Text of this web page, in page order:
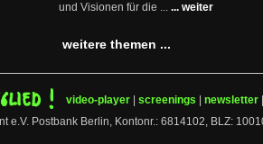
und Visionen für die ... ... weiter
weitere themen ...
video-player screenings newsletter
e.V. Postbank Berlin, Kontonr.: 6814102, BLZ: